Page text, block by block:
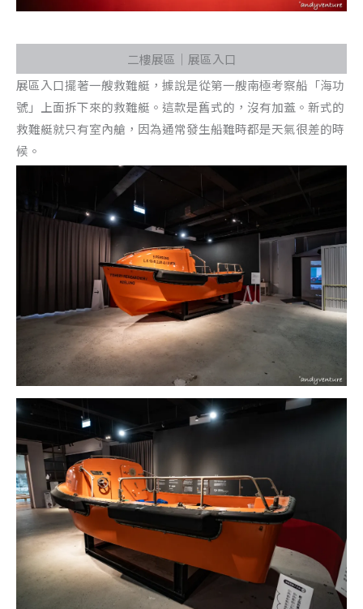
二樓展區｜展區入口
展區入口擺著一艘救難艇，據說是從第一艘南極考察船「海功
號」上面拆下來的救難艇。這款是舊式的，沒有加蓋。新式的
救難艇就只有室內艙，因為通常發生船難時都是天氣很差的時
候。